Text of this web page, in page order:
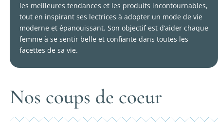
les meilleures tendances et les produits incontournables,
tout en inspirant ses lectrices à adopter un mode de vie
moderne et épanouissant. Son objectif est d’aider chaque
femme à se sentir belle et confiante dans toutes les
facettes de sa vie.
Nos coups de coeur